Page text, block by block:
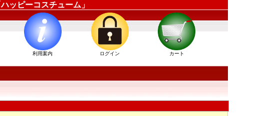
ッピーコスチューム」
利用案内 ログイン カート